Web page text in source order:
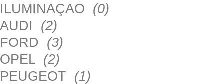
ILUMINAÇAO (0)
AUDI (2)
FORD (3)
OPEL (2)
PEUGEOT (1)